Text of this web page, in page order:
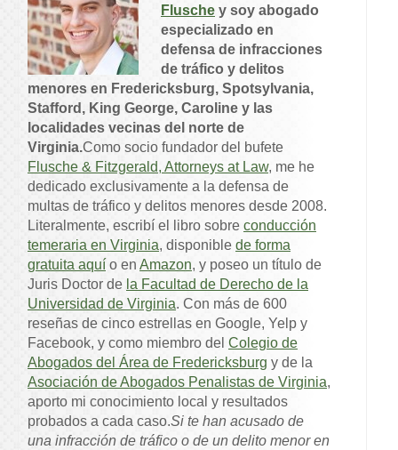
Flusche y soy abogado
especializado en
defensa de infracciones
de tráfico y delitos
menores en Fredericksburg, Spotsylvania,
Stafford, King George, Caroline y las
localidades vecinas del norte de
Virginia.Como socio fundador del bufete
Flusche & Fitzgerald, Attorneys at Law, me he
dedicado exclusivamente a la defensa de
multas de tráfico y delitos menores desde 2008.
Literalmente, escribí el libro sobre conducción
temeraria en Virginia, disponible de forma
gratuita aquí o en Amazon, y poseo un título de
Juris Doctor de la Facultad de Derecho de la
Universidad de Virginia. Con más de 600
reseñas de cinco estrellas en Google, Yelp y
Facebook, y como miembro del Colegio de
Abogados del Área de Fredericksburg y de la
Asociación de Abogados Penalistas de Virginia,
aporto mi conocimiento local y resultados
probados a cada caso.Si te han acusado de
una infracción de tráfico o de un delito menor en